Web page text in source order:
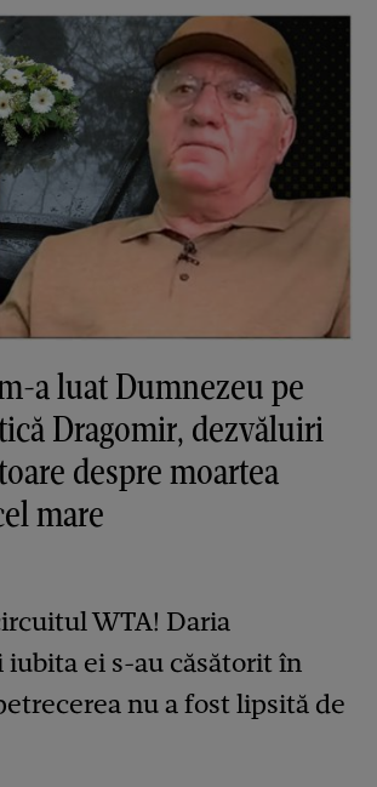
a luat Dumnezeu pe
Dragomir, dezvăluiri
despre moartea
mare